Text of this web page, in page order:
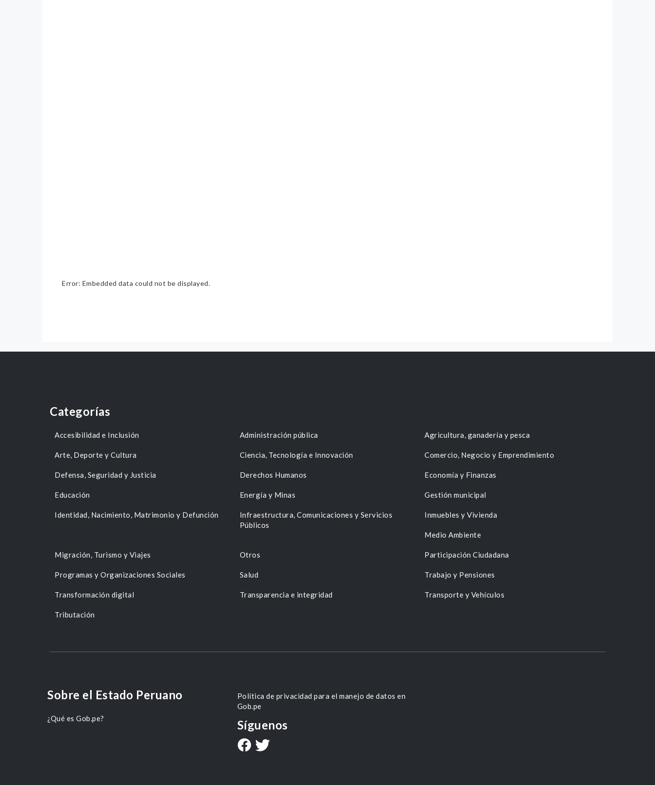
Error: Embedded data could not be displayed.
Categorías
Accesibilidad e Inclusión Administración pública Agricultura, ganadería y pesca
Arte, Deporte y Cultura Ciencia, Tecnología e Innovación Comercio, Negocio y Emprendimiento
Defensa, Seguridad y Justicia Derechos Humanos Economía y Finanzas
Educación Energía y Minas Gestión municipal
Identidad, Nacimiento, Matrimonio y Defunción
Infraestructura, Comunicaciones y Servicios
Públicos
Inmuebles y Vivienda
Medio Ambiente
Migración, Turismo y Viajes Otros Participación Ciudadana
Programas y Organizaciones Sociales Salud Trabajo y Pensiones
Transformación digital Transparencia e integridad Transporte y Vehículos
Tributación
Sobre el Estado Peruano
¿Qué es Gob.pe?
Política de privacidad para el manejo de datos en
Gob.pe
Síguenos